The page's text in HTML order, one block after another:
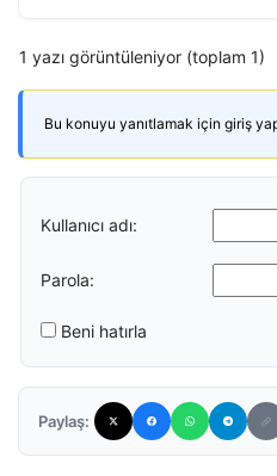
1 yazı görüntüleniyor (toplam 1)
Bu konuyu yanıtlamak için giriş
Kullanıcı adı:
Parola:
Beni hatırla
Paylaş: